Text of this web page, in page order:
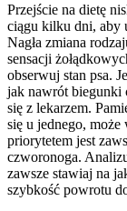
Przejście na dietę
ciągu kilku dni, aby
Nagła zmiana
sensacji
obserwuj stan psa.
jak nawrót biegunki
się z lekarzem.
się u jednego,
priorytetem jest
czworonoga.
zawsze stawiaj na
szybkość powrotu